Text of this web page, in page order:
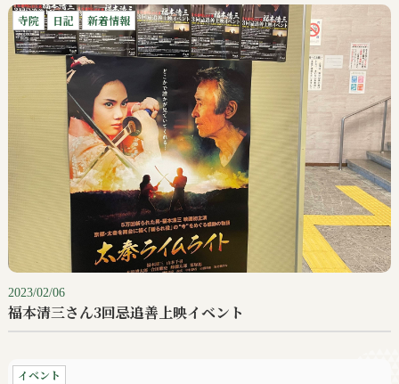
寺院 日記 新着情報
2023/02/06
福本清三さん3回忌追善上映イベント
イベント